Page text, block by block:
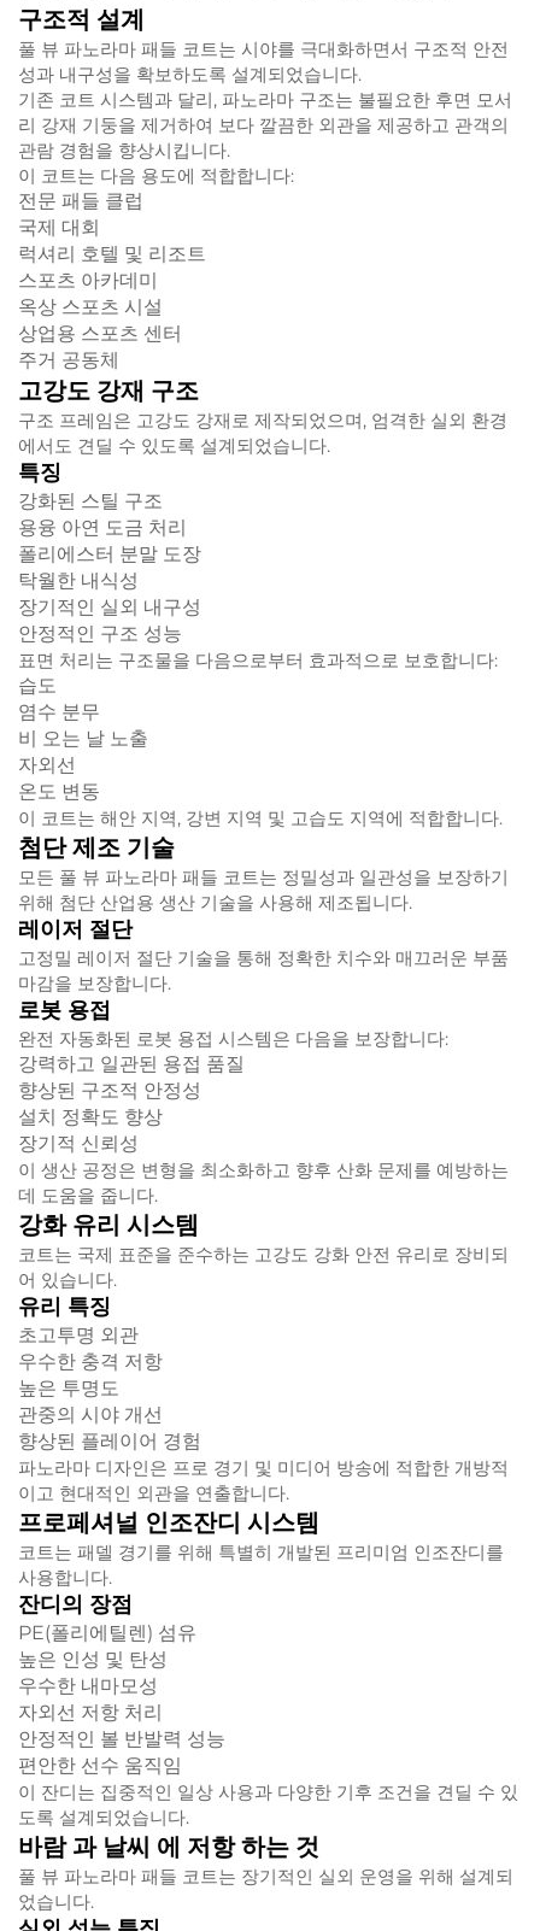
구조적 설계
풀 뷰 파노라마 패들 코트는 시야를 극대화하면서 구조적 안전
성과 내구성을 확보하도록 설계되었습니다.
기존 코트 시스템과 달리, 파노라마 구조는 불필요한 후면 모서
리 강재 기둥을 제거하여 보다 깔끔한 외관을 제공하고 관객의
관람 경험을 향상시킵니다.
이 코트는 다음 용도에 적합합니다:
전문 패들 클럽
국제 대회
럭셔리 호텔 및 리조트
스포츠 아카데미
옥상 스포츠 시설
상업용 스포츠 센터
주거 공동체
고강도 강재 구조
구조 프레임은 고강도 강재로 제작되었으며, 엄격한 실외 환경
에서도 견딜 수 있도록 설계되었습니다.
특징
강화된 스틸 구조
용융 아연 도금 처리
폴리에스터 분말 도장
탁월한 내식성
장기적인 실외 내구성
안정적인 구조 성능
표면 처리는 구조물을 다음으로부터 효과적으로 보호합니다:
습도
염수 분무
비 오는 날 노출
자외선
온도 변동
이 코트는 해안 지역, 강변 지역 및 고습도 지역에 적합합니다.
첨단 제조 기술
모든 풀 뷰 파노라마 패들 코트는 정밀성과 일관성을 보장하기
위해 첨단 산업용 생산 기술을 사용해 제조됩니다.
레이저 절단
고정밀 레이저 절단 기술을 통해 정확한 치수와 매끄러운 부품
마감을 보장합니다.
로봇 용접
완전 자동화된 로봇 용접 시스템은 다음을 보장합니다:
강력하고 일관된 용접 품질
향상된 구조적 안정성
설치 정확도 향상
장기적 신뢰성
이 생산 공정은 변형을 최소화하고 향후 산화 문제를 예방하는
데 도움을 줍니다.
강화 유리 시스템
코트는 국제 표준을 준수하는 고강도 강화 안전 유리로 장비되
어 있습니다.
유리 특징
초고투명 외관
우수한 충격 저항
높은 투명도
관중의 시야 개선
향상된 플레이어 경험
파노라마 디자인은 프로 경기 및 미디어 방송에 적합한 개방적
이고 현대적인 외관을 연출합니다.
프로페셔널 인조잔디 시스템
코트는 패델 경기를 위해 특별히 개발된 프리미엄 인조잔디를
사용합니다.
잔디의 장점
PE(폴리에틸렌) 섬유
높은 인성 및 탄성
우수한 내마모성
자외선 저항 처리
안정적인 볼 반발력 성능
편안한 선수 움직임
이 잔디는 집중적인 일상 사용과 다양한 기후 조건을 견딜 수 있
도록 설계되었습니다.
바람 과 날씨 에 저항 하는 것
풀 뷰 파노라마 패들 코트는 장기적인 실외 운영을 위해 설계되
었습니다.